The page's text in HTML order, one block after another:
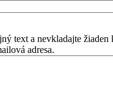
text a nevkladajte
adresa.